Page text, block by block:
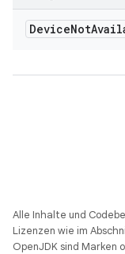
DeviceNot
Alle Inhalte und
Lizenzen wie im
OpenJDK sind Marken